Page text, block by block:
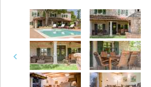
Previous